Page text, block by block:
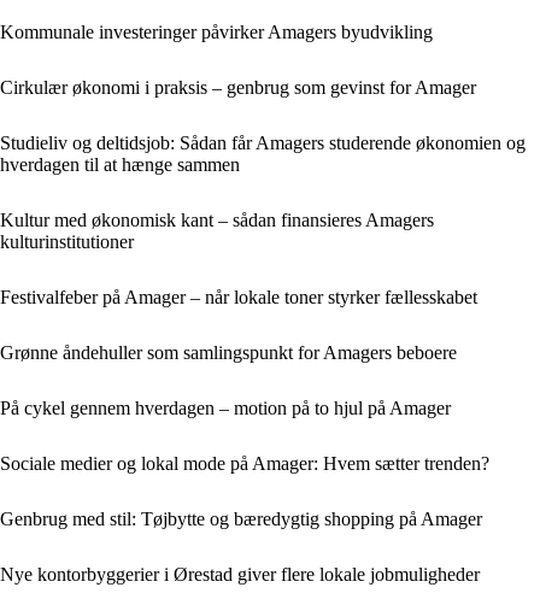
Kommunale investeringer påvirker Amagers byudvikling
Cirkulær økonomi i praksis – genbrug som gevinst for Amager
Studieliv og deltidsjob: Sådan får Amagers studerende økonomien og
hverdagen til at hænge sammen
Kultur med økonomisk kant – sådan finansieres Amagers
kulturinstitutioner
Festivalfeber på Amager – når lokale toner styrker fællesskabet
Grønne åndehuller som samlingspunkt for Amagers beboere
På cykel gennem hverdagen – motion på to hjul på Amager
Sociale medier og lokal mode på Amager: Hvem sætter trenden?
Genbrug med stil: Tøjbytte og bæredygtig shopping på Amager
Nye kontorbyggerier i Ørestad giver flere lokale jobmuligheder